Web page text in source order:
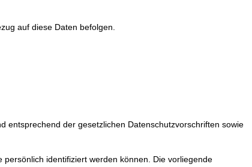
auf diese Daten befolgen.
entsprechend der gesetzlichen Datenschutzvorschriften sowie
identifiziert werden können. Die vorliegende